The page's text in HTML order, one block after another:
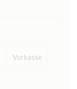
Vorkasse